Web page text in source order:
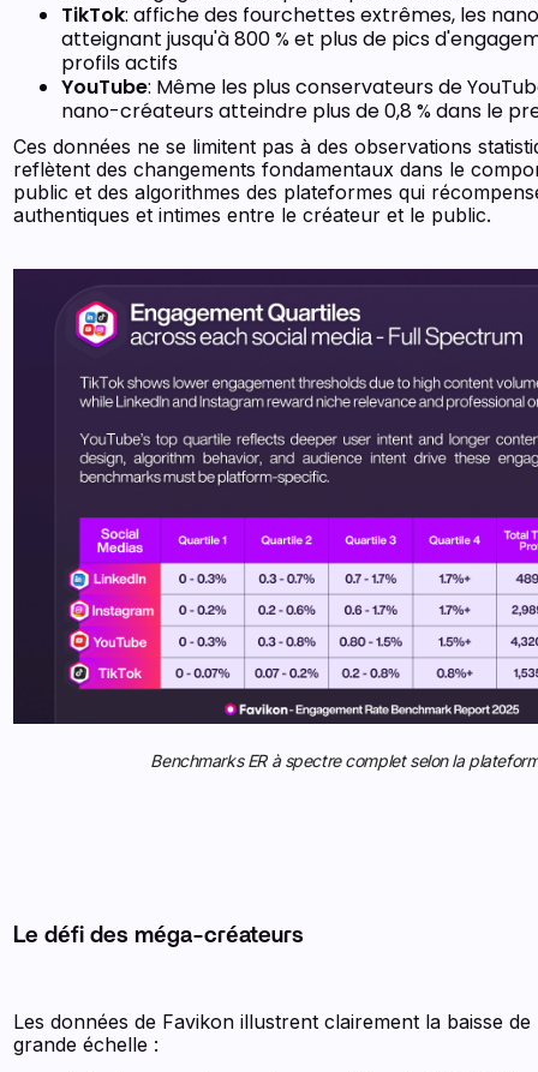
TikTok: affiche des fourchettes extrêmes, les
atteignant jusqu'à 800 % et plus de pics
profils actifs
YouTube: Même les plus conservateurs de
nano-créateurs atteindre plus de 0,8 % dans le
Ces données ne se limitent pas à des observations
reflètent des changements fondamentaux dans le
public et des algorithmes des plateformes qui
authentiques et intimes entre le créateur et le public.
Benchmarks ER à spectre complet selon la
Le défi des méga-créateurs
Les données de Favikon illustrent clairement la baisse
grande échelle :